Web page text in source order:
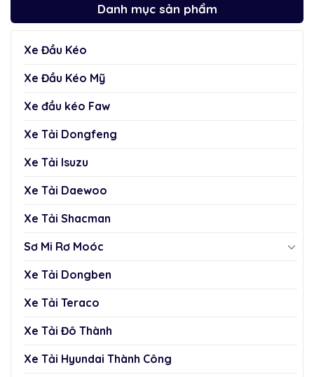
Danh mục sản phẩm
Xe Đầu Kéo
Xe Đầu Kéo Mỹ
Xe đầu kéo Faw
Xe Tải Dongfeng
Xe Tải Isuzu
Xe Tải Daewoo
Xe Tải Shacman
Sơ Mi Rơ Moóc
Xe Tải Dongben
Xe Tải Teraco
Xe Tải Đô Thành
Xe Tải Hyundai Thành Công